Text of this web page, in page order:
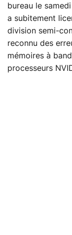
bureau le
a subitement
division semi-
reconnu des
mémoires à
processeurs